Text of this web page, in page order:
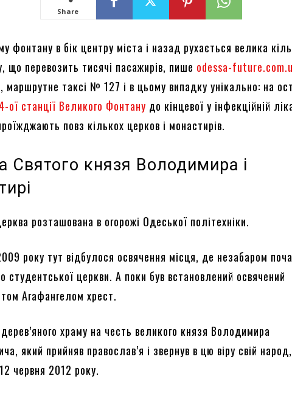
Share
фонтану в бік центру міста і назад рухається велика
що перевозить тисячі пасажирів, пише odessa-
маршрутне таксі № 127 і в цьому випадку унікально: на
ої станції Великого Фонтану до кінцевої у інфекційній
повз кількох церков і монастирів.
Святого князя Володимира і
розташована в огорожі Одеської політехніки.
року тут відбулося освячення місця, де незабаром
студентської церкви. А поки був встановлений освячений
Агафангелом хрест.
храму на честь великого князя Володимира
який прийняв православ’я і звернув в цю віру свій народ,
червня 2012 року.